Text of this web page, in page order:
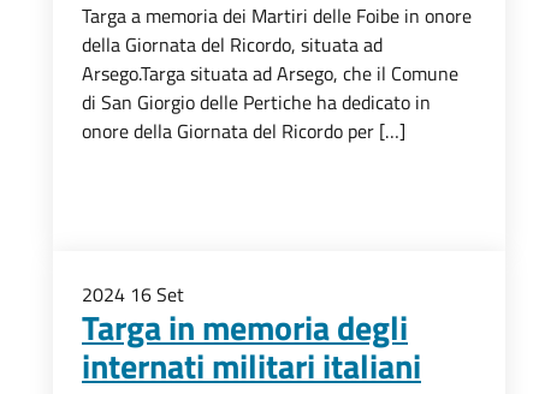
Targa a memoria dei Martiri delle Foibe in onore
della Giornata del Ricordo, situata ad
Arsego.Targa situata ad Arsego, che il Comune
di San Giorgio delle Pertiche ha dedicato in
onore della Giornata del Ricordo per […]
2024 16Set
Targa in memoria degli
internati militari italiani